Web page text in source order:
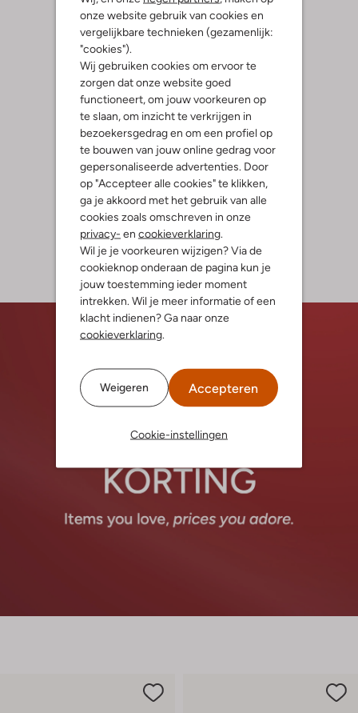
onze website gebruik van cookies en
vergelijkbare technieken (gezamenlijk:
"cookies").
Wij gebruiken cookies om ervoor te
zorgen dat onze website goed
functioneert, om jouw voorkeuren op
te slaan, om inzicht te verkrijgen in
bezoekersgedrag en om een profiel op
te bouwen van jouw online gedrag voor
gepersonaliseerde advertenties. Door
op "Accepteer alle cookies" te klikken,
ga je akkoord met het gebruik van alle
cookies zoals omschreven in onze
privacy- en cookieverklaring
Wil je je voorkeuren wijzigen? Via de
cookieknop onderaan de pagina kun je
jouw toestemming ieder moment
intrekken. Wil je meer informatie of een
klacht indienen? Ga naar onze
cookieverklaring
Weigeren Accepteren
Cookie-instellingen